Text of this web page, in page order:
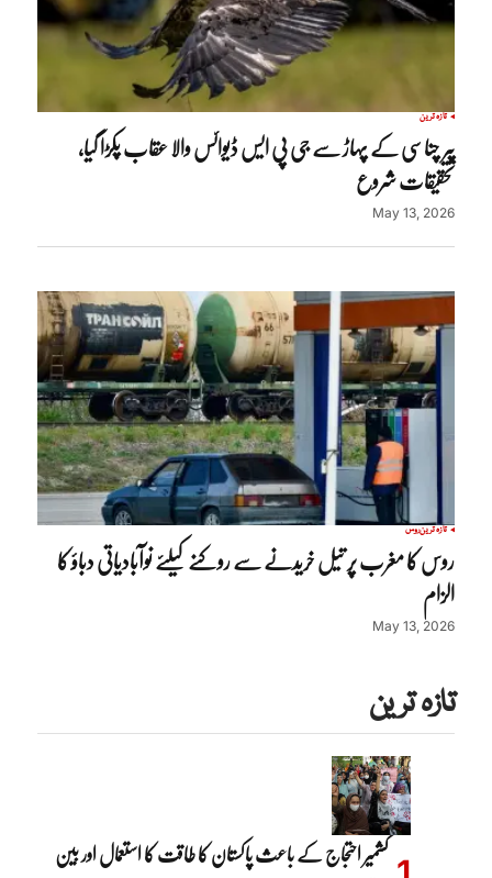
تازہ ترین
پیر چناسی کے پہاڑ سے جی پی ایس ڈیوائس والا عقاب پکڑا گیا،
تحقیقات شروع
May 13, 2026
تازہ ترینروس
روس کا مغرب پر تیل خریدنے سے روکنے کیلئے نوآبادیاتی دباؤ کا
الزام
May 13, 2026
تازہ ترین
کشمیر احتجاج کے باعث پاکستان کا طاقت کا استعمال اور بین